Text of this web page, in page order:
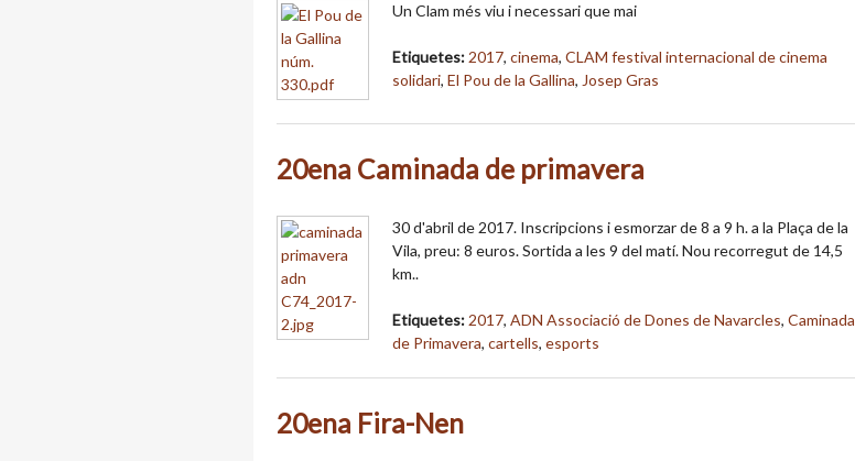
Un Clam més viu i necessari que mai
Etiquetes: 2017, cinema, CLAM festival internacional de cinema
solidari, El Pou de la Gallina, Josep Gras
20ena Caminada de primavera
30 d'abril de 2017. Inscripcions i esmorzar de 8 a 9 h. a la Plaça de la
Vila, preu: 8 euros. Sortida a les 9 del matí. Nou recorregut de 14,5
km..
Etiquetes: 2017, ADN Associació de Dones de Navarcles, Caminada
de Primavera, cartells, esports
20ena Fira-Nen